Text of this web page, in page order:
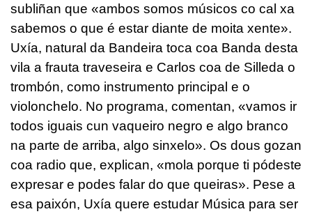
subliñan que «ambos somos músicos co cal xa
sabemos o que é estar diante de moita xente».
Uxía, natural da Bandeira toca coa Banda desta
vila a frauta traveseira e Carlos coa de Silleda o
trombón, como instrumento principal e o
violonchelo. No programa, comentan, «vamos ir
todos iguais cun vaqueiro negro e algo branco
na parte de arriba, algo sinxelo». Os dous gozan
coa radio que, explican, «mola porque ti pódeste
expresar e podes falar do que queiras». Pese a
esa paixón, Uxía quere estudar Música para ser